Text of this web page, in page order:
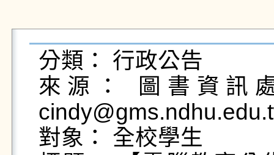
分類： 行政公告
來源： 圖書資訊
對象： 全校學生